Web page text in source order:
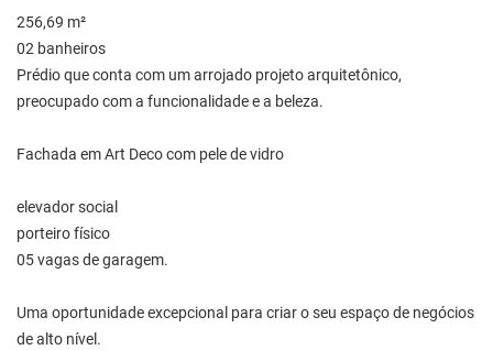
256,69 m²
02 banheiros
Prédio que conta com um arrojado projeto arquitetônico,
preocupado com a funcionalidade e a beleza.
Fachada em Art Deco com pele de vidro
elevador social
porteiro físico
05 vagas de garagem.
Uma oportunidade excepcional para criar o seu espaço de negócios
de alto nível.